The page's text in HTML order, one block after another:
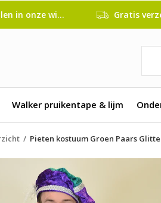
Walker pruikentape & lijm
in onze winkel Gratis
Pieten kostuum Groen Paars